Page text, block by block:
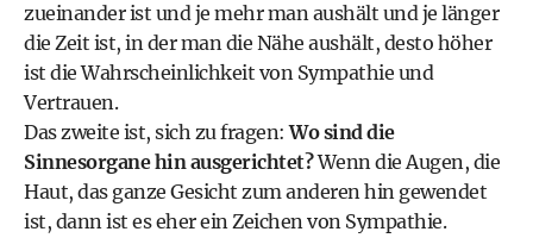
zueinander ist und je mehr man aushält und je länger
die Zeit ist, in der man die Nähe aushält, desto höher
ist die Wahrscheinlichkeit von Sympathie und
Vertrauen.
Das zweite ist, sich zu fragen:Wo sind die
Sinnesorgane hin ausgerichtet?Wenn die Augen, die
Haut, das ganze Gesicht zum anderen hin gewendet
ist, dann ist es eher ein Zeichen von Sympathie.